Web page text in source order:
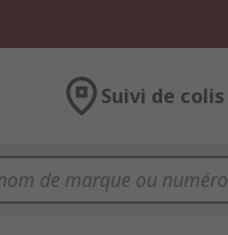
Suivi de colis